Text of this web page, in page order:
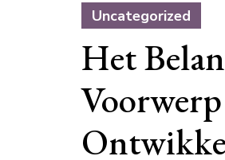
Uncategorized
Het